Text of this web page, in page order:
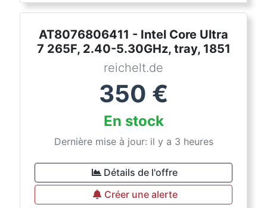
AT8076806411 - Intel Core Ultra
7 265F, 2.40-5.30GHz, tray, 1851
reichelt.de
350 €
En stock
Dernière mise à jour: il y a 3 heures
Détails de l'offre
Créer une alerte